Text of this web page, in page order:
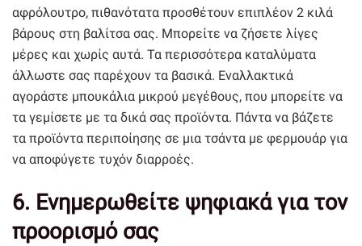
αφρόλουτρο, πιθανότατα προσθέτουν επιπλέον 2 κιλά
βάρους στη βαλίτσα σας. Μπορείτε να ζήσετε λίγες
μέρες και χωρίς αυτά. Τα περισσότερα καταλύματα
άλλωστε σας παρέχουν τα βασικά. Εναλλακτικά
αγοράστε μπουκάλια μικρού μεγέθους, που μπορείτε να
τα γεμίσετε με τα δικά σας προϊόντα. Πάντα να βάζετε
τα προϊόντα περιποίησης σε μια τσάντα με φερμουάρ για
να αποφύγετε τυχόν διαρροές.
6. Ενημερωθείτε ψηφιακά για τον
προορισμό σας